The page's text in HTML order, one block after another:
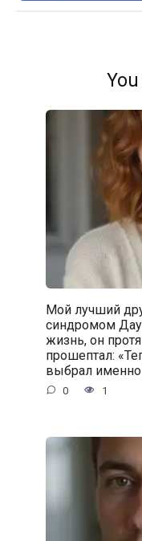
Мой лучший
синдромом
жизнь, он
прошептал:
выбрал
0 1